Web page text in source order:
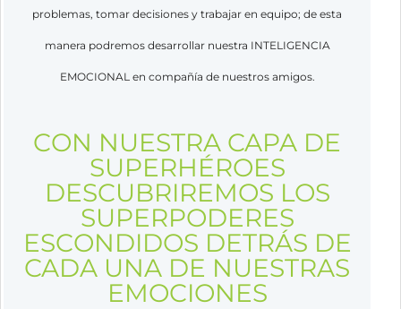
problemas, tomar decisiones y trabajar en equipo; de esta
manera podremos desarrollar nuestra INTELIGENCIA
EMOCIONAL en compañía de nuestros amigos.
CON NUESTRA CAPA DE
SUPERHÉROES
DESCUBRIREMOS LOS
SUPERPODERES
ESCONDIDOS DETRÁS DE
CADA UNA DE NUESTRAS
EMOCIONES